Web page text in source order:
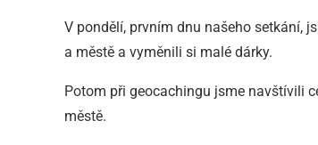
V pondělí, prvním dnu našeho setkání,
a městě a vyměnili si malé dárky.
Potom při geocachingu jsme navštívili
městě.